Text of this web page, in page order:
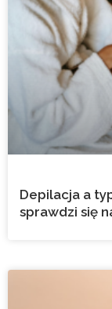
Depilacja a
sprawdzi się